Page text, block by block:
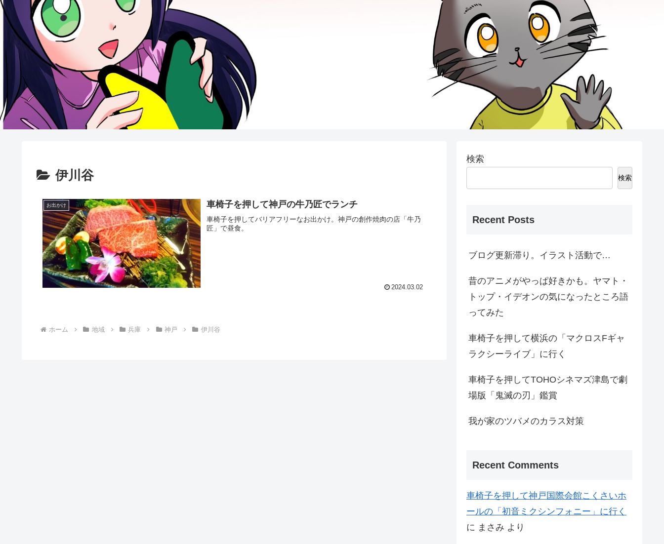
伊川谷
お出かけ 車椅子を押して神戸の牛乃匠でランチ
車椅子を押してバリアフリーなお出かけ。神戸の創作焼肉の店「牛乃
匠」で昼食。
2024.03.02
ホーム 地域 兵庫 神戸 伊川谷
検索
検索
Recent Posts
ブログ更新滞り。イラスト活動で…
昔のアニメがやっぱ好きかも。ヤマト・
トップ・イデオンの気になったところ語
ってみた
車椅子を押して横浜の「マクロスFギャ
ラクシーライブ」に行く
車椅子を押してTOHOシネマズ津島で劇
場版「鬼滅の刃」鑑賞
我が家のツバメのカラス対策
Recent Comments
車椅子を押して神戸国際会館こくさいホ
ールの「初音ミクシンフォニー」に行く
に まさみ より